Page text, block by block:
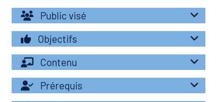
les métiers
clés métiers et
des métiers en
de l'Economie
Solidaire (ESS)
Public visé
Objectifs
Contenu
Prérequis